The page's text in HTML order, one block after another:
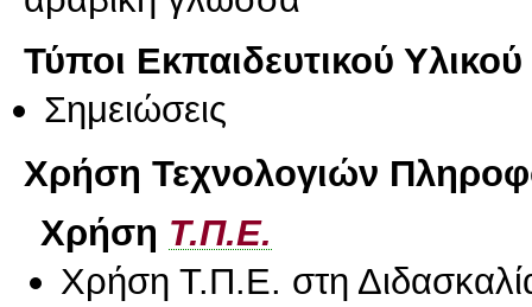
Τύποι Εκπαιδευτικού Υλικού
Σημειώσεις
Χρήση Τεχνολογιών
Χρήση Τ.Π.Ε.
Χρήση Τ.Π.Ε. στη